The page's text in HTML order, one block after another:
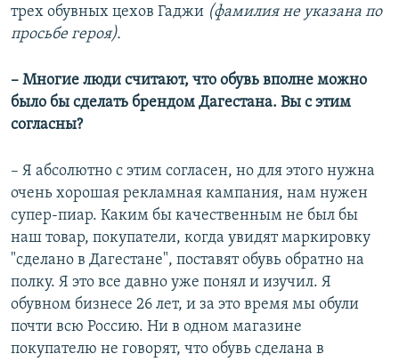
трех обувных цехов Гаджи (фамилия не указана по
просьбе героя).
– Многие люди считают, что обувь вполне можно
было бы сделать брендом Дагестана. Вы с этим
согласны?
– Я абсолютно с этим согласен, но для этого нужна
очень хорошая рекламная кампания, нам нужен
супер-пиар. Каким бы качественным не был бы
наш товар, покупатели, когда увидят маркировку
"сделано в Дагестане", поставят обувь обратно на
полку. Я это все давно уже понял и изучил. Я
обувном бизнесе 26 лет, и за это время мы обули
почти всю Россию. Ни в одном магазине
покупателю не говорят, что обувь сделана в